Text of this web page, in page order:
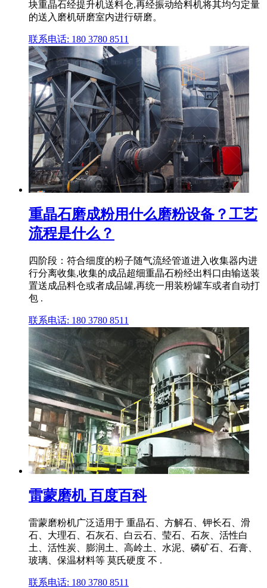
块重晶石经提升机送料仓,再经振动给料机将其均匀定量
的送入磨机研磨室内进行研磨。
联系电话: 180 3780 8511
重晶石磨成粉用什么磨粉设备？工艺
流程是什么？
四阶段：符合细度的粉子随气流经管道进入收集器内进
行分离收集,收集的成品超细重晶石粉经出料口由输送装
置送成品料仓或者成品罐,再统一用装粉罐车或者自动打
包 .
联系电话: 180 3780 8511
雷蒙磨机 百度百科
雷蒙磨粉机广泛适用于 重晶石、方解石、钾长石、滑
石、大理石、石灰石、白云石、莹石、石灰、活性白
土、活性炭、膨润土、高岭土、水泥、磷矿石、石膏、
玻璃、保温材料等 莫氏硬度 不 .
联系电话: 180 3780 8511